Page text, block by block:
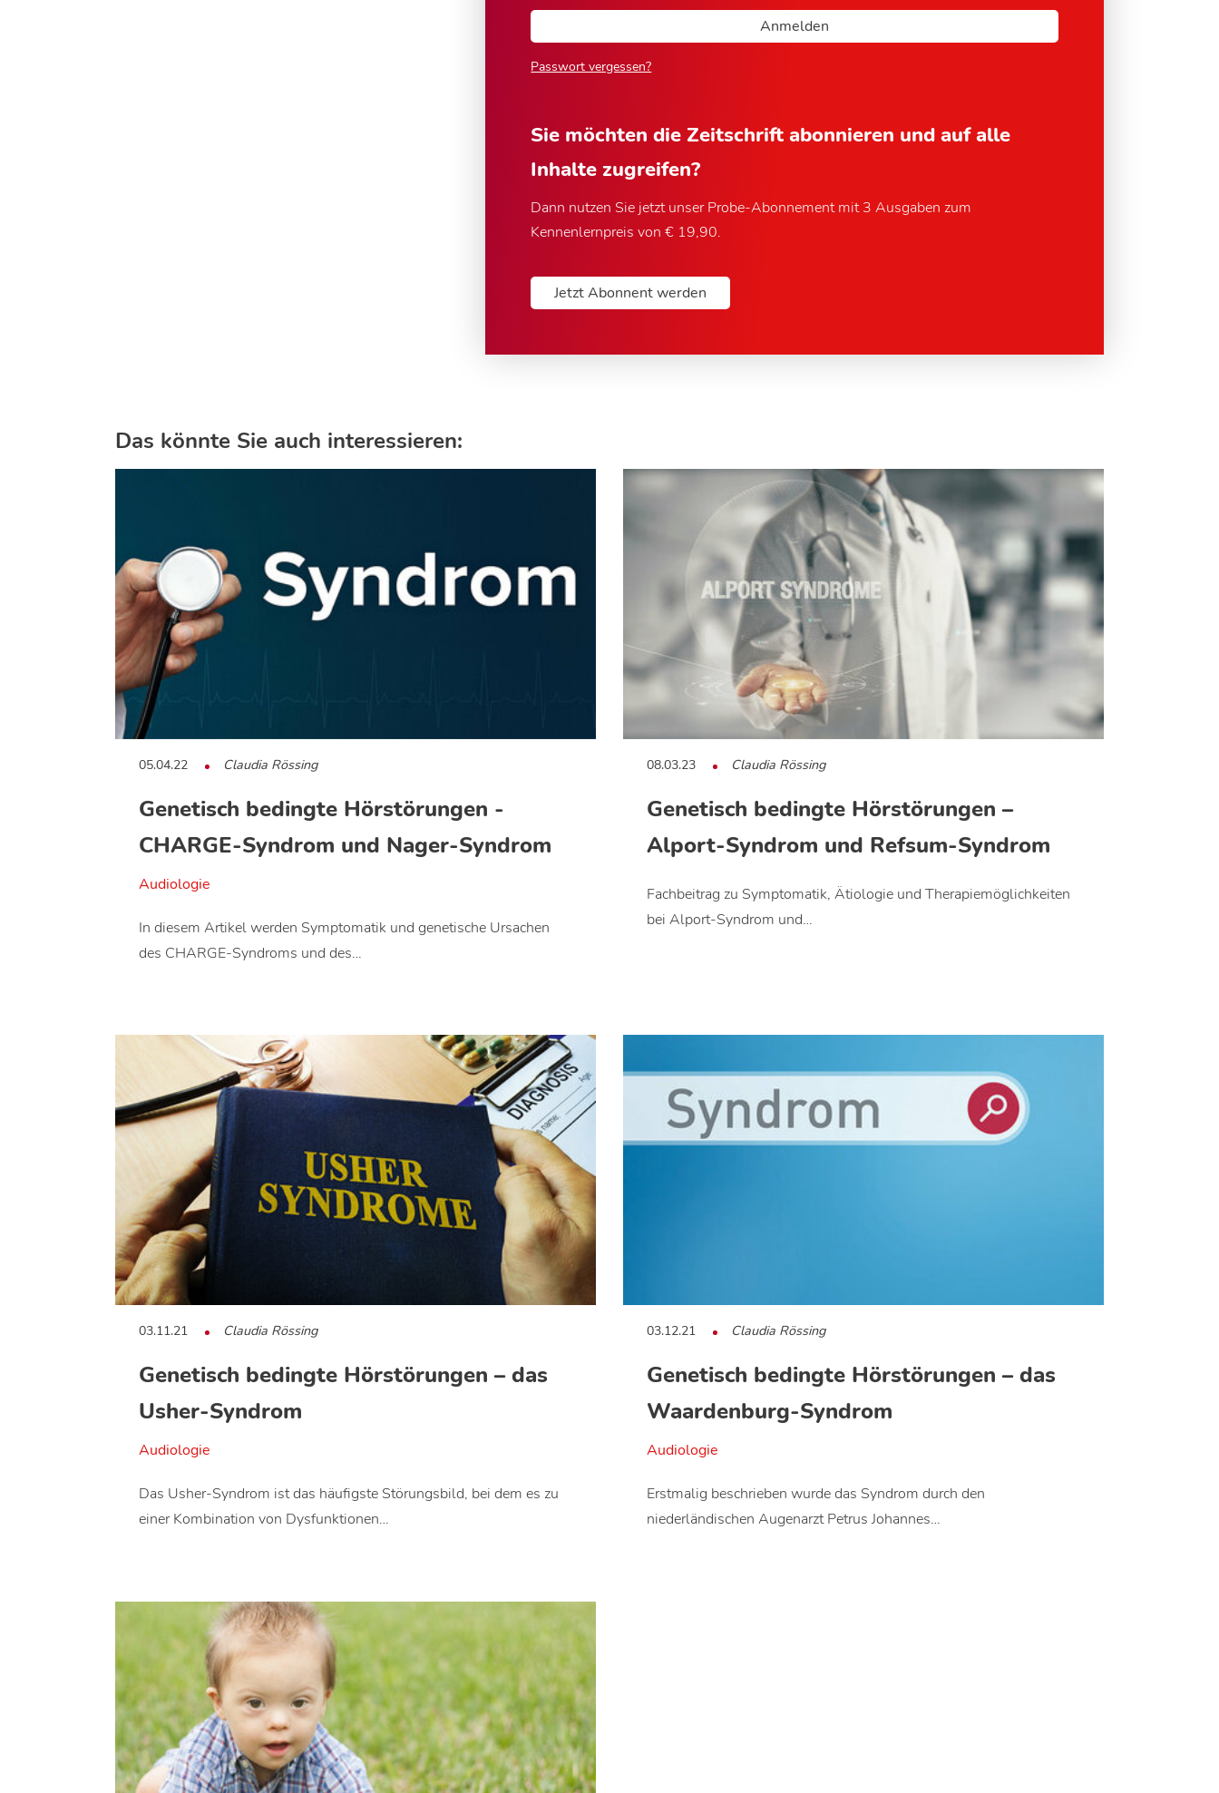
Passwort vergessen?
Sie möchten die Zeitschrift abonnieren und auf alle
Inhalte zugreifen?
Dann nutzen Sie jetzt unser Probe-Abonnement mit 3 Ausgaben zum
Kennenlernpreis von € 19,90.
Jetzt Abonnent werden
Das könnte Sie auch interessieren:
05.04.22 Claudia Rössing
Genetisch bedingte Hörstörungen -
CHARGE-Syndrom und Nager-Syndrom
Audiologie
In diesem Artikel werden Symptomatik und genetische Ursachen
des CHARGE-Syndroms und des…
08.03.23 Claudia Rössing
Genetisch bedingte Hörstörungen –
Alport-Syndrom und Refsum-Syndrom
Fachbeitrag zu Symptomatik, Ätiologie und Therapiemöglichkeiten
bei Alport-Syndrom und…
03.11.21 Claudia Rössing
Genetisch bedingte Hörstörungen – das
Usher-Syndrom
Audiologie
Das Usher-Syndrom ist das häufigste Störungsbild, bei dem es zu
einer Kombination von Dysfunktionen…
03.12.21 Claudia Rössing
Genetisch bedingte Hörstörungen – das
Waardenburg-Syndrom
Audiologie
Erstmalig beschrieben wurde das Syndrom durch den
niederländischen Augenarzt Petrus Johannes…